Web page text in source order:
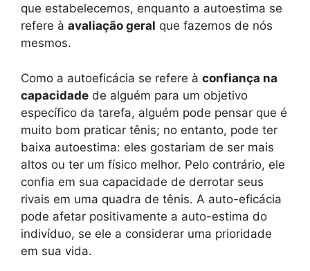
que estabelecemos, enquanto a autoestima se
refere à avaliação geral que fazemos de nós
mesmos.
Como a autoeficácia se refere à confiança na
capacidade de alguém para um objetivo
específico da tarefa, alguém pode pensar que é
muito bom praticar tênis; no entanto, pode ter
baixa autoestima: eles gostariam de ser mais
altos ou ter um físico melhor. Pelo contrário, ele
confia em sua capacidade de derrotar seus
rivais em uma quadra de tênis. A auto-eficácia
pode afetar positivamente a auto-estima do
indivíduo, se ele a considerar uma prioridade
em sua vida.